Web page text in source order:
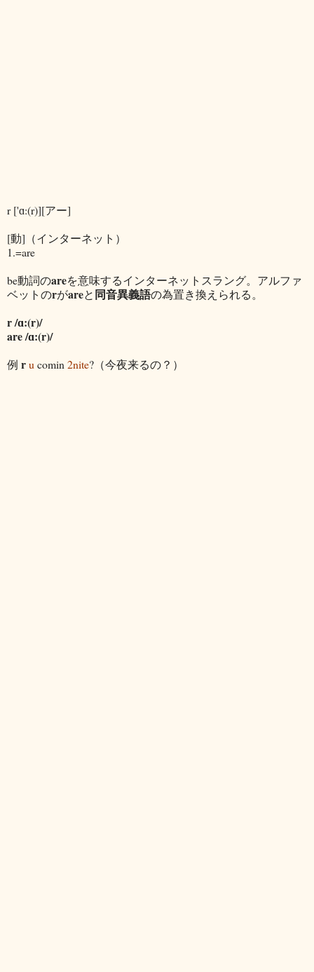
r ['ɑ:(r)][アー]
[動]（インターネット）
1.=are
be動詞のareを意味するインターネットスラング。アルファ
ベットのrがareと同音異義語の為置き換えられる。
r /ɑ:(r)/
are /ɑ:(r)/
例 ru comin 2nite?（今夜来るの？）